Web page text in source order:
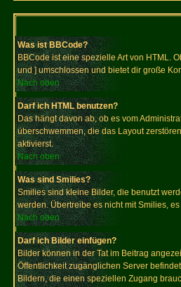
Was ist BBCode?
BBCode ist eine spezielle Art von HTML.
und ] umschlossen und bietet dir große
Nach oben
Darf ich HTML benutzen?
Das hängt davon ab, ob es vom
überschwemmen, die das Layout
aktivierst.
Nach oben
Was sind Smilies?
Smilies sind kleine Bilder, die benutzt
werden. Übertreibe es nicht mit Smilies,
Nach oben
Darf ich Bilder einfügen?
Bilder können in der Tat im Beitrag
Öffentlichkeit zugänglichen Server
Bildern, die einen speziellen Zugang